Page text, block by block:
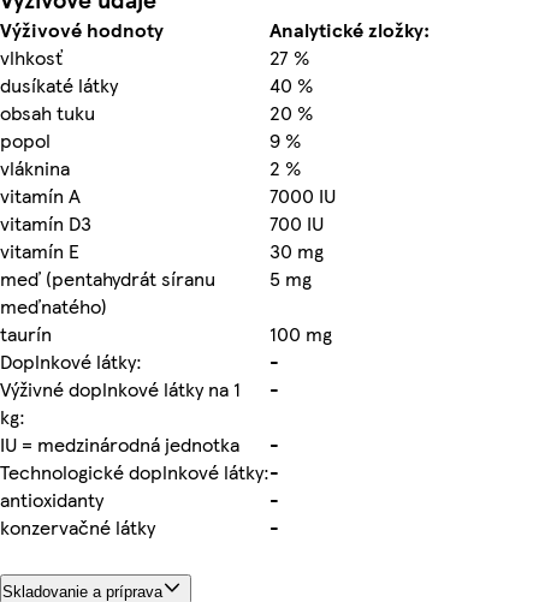
Výživové hodnoty
Analytické zložky:
vlhkosť
27 %
dusíkaté látky
40 %
obsah tuku
20 %
popol
9 %
vláknina
2 %
vitamín A
7000 IU
vitamín D3
700 IU
vitamín E
30 mg
meď (pentahydrát síranu
meďnatého)
5 mg
taurín
100 mg
Doplnkové látky:
-
Výživné doplnkové látky na 1
kg:
-
IU = medzinárodná jednotka
-
Technologické doplnkové látky:-
antioxidanty
-
konzervačné látky
-
Skladovanie a príprava